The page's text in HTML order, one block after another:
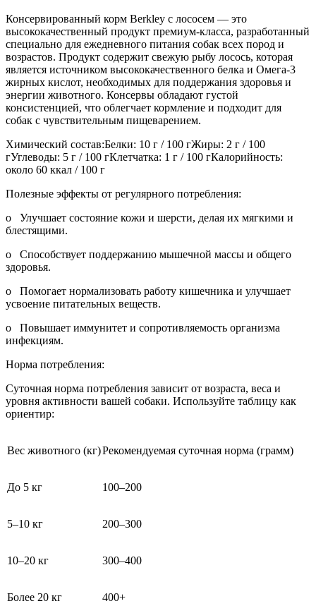
Консервированный корм Berkley с лососем — это
высококачественный продукт премиум-класса, разработанный
специально для ежедневного питания собак всех пород и
возрастов. Продукт содержит свежую рыбу лосось, которая
является источником высококачественного белка и Омега-3
жирных кислот, необходимых для поддержания здоровья и
энергии животного. Консервы обладают густой
консистенцией, что облегчает кормление и подходит для
собак с чувствительным пищеварением.
Химический состав:Белки: 10 г / 100 гЖиры: 2 г / 100
гУглеводы: 5 г / 100 гКлетчатка: 1 г / 100 гКалорийность:
около 60 ккал / 100 г
Полезные эффекты от регулярного потребления:
o Улучшает состояние кожи и шерсти, делая их мягкими и
блестящими.
o Способствует поддержанию мышечной массы и общего
здоровья.
o Помогает нормализовать работу кишечника и улучшает
усвоение питательных веществ.
o Повышает иммунитет и сопротивляемость организма
инфекциям.
Норма потребления:
Суточная норма потребления зависит от возраста, веса и
уровня активности вашей собаки. Используйте таблицу как
ориентир:
Вес животного (кг)Рекомендуемая суточная норма (грамм)
До 5 кг 100–200
5–10 кг 200–300
10–20 кг 300–400
Более 20 кг 400+